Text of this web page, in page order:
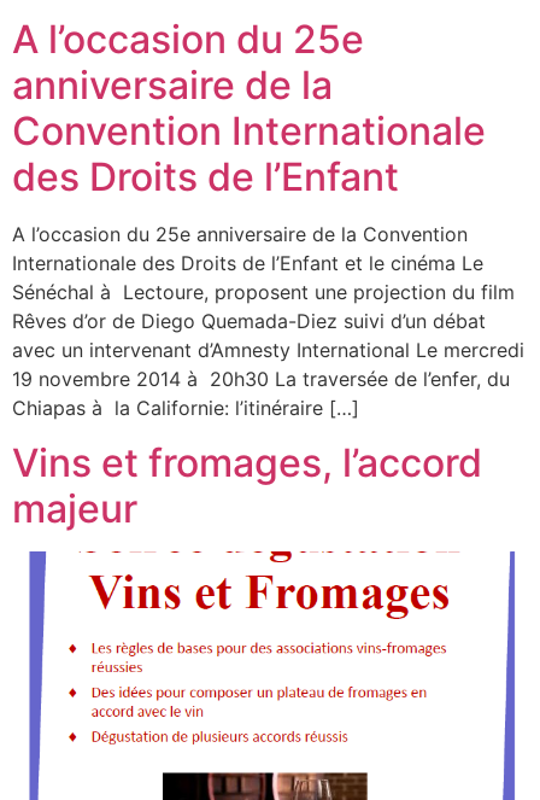
A l’occasion du 25e
anniversaire de la
Convention Internationale
des Droits de l’Enfant
A l’occasion du 25e anniversaire de la Convention
Internationale des Droits de l’Enfant et le cinéma Le
Sénéchal à Lectoure, proposent une projection du film
Rêves d’or de Diego Quemada-Diez suivi d’un débat
avec un intervenant d’Amnesty International Le mercredi
19 novembre 2014 à 20h30 La traversée de l’enfer, du
Chiapas à la Californie: l’itinéraire […]
Vins et fromages, l’accord
majeur